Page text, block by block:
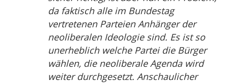
da faktisch alle im Bundestag
vertretenen Parteien Anhänger der
neoliberalen Ideologie sind. Es ist so
unerheblich welche Partei die Bürger
wählen, die neoliberale Agenda wird
weiter durchgesetzt. Anschaulicher